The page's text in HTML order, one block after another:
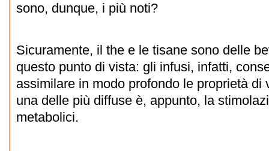
sono, dunque, i più noti?
Sicuramente, il the e le tisane sono delle
questo punto di vista: gli infusi, infatti,
assimilare in modo profondo le proprietà di
una delle più diffuse è, appunto, la
metabolici.